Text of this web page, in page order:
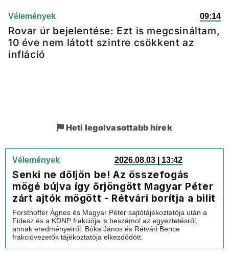
Vélemények 09:14
Rovar úr bejelentése: Ezt is megcsináltam,
10 éve nem látott szintre csökkent az
infláció
Heti legolvasottabb hírek
Vélemények 2026.08.03 | 13:42
Senki ne dőljön be! Az összefogás
mögé bújva így őrjöngött Magyar Péter
zárt ajtók mögött - Rétvári borítja a bilit
Forsthoffer Ágnes és Magyar Péter sajtótájékoztatója után a
Fidesz és a KDNP frakciója is beszámol az egyeztetésről,
annak eredményeiről. Bóka János és Rétvári Bence
frakcióvezetők tájékoztatója elkezdődött.